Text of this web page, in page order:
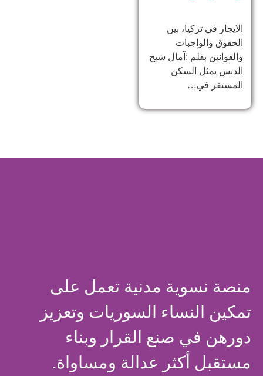
الايجار في تركيا، بين
الحقوق والواجبات
والقوانين بقلم :آمال شيخ
الدبس يمثل السكن
المستقر في…
منصة نسوية مدنية تعمل على
تمكين النساء السوريات وتعزيز
دورهن في صنع القرار وبناء
مستقبل أكثر عدالة ومساواة.